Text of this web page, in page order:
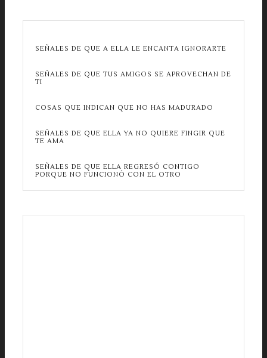
SEÑALES DE QUE A ELLA LE ENCANTA IGNORARTE
SEÑALES DE QUE TUS AMIGOS SE APROVECHAN DE
TI
COSAS QUE INDICAN QUE NO HAS MADURADO
SEÑALES DE QUE ELLA YA NO QUIERE FINGIR QUE
TE AMA
SEÑALES DE QUE ELLA REGRESÓ CONTIGO
PORQUE NO FUNCIONÓ CON EL OTRO